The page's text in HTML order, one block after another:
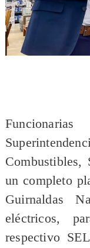
Combustibles,
un completo
Guirnaldas
eléctricos,
respectivo